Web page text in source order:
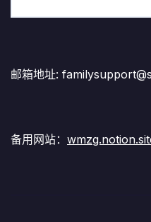
邮箱地址:
备用网站：